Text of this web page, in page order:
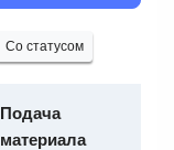
Со статусом
Подача
материала